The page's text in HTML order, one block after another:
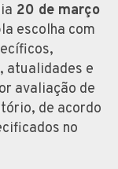
20 de março
escolha com
atualidades e
avaliação de
de acordo
no